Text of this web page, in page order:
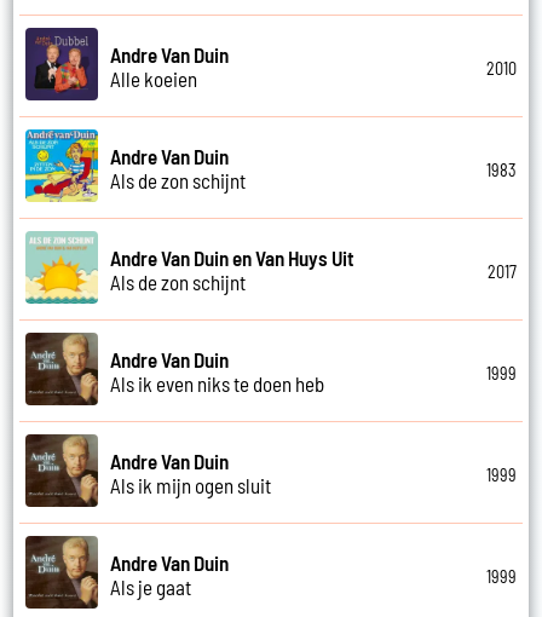
Andre Van Duin
Alle koeien
2010
Andre Van Duin
Als de zon schijnt
1983
Andre Van Duin en Van Huys Uit
Als de zon schijnt
2017
Andre Van Duin
Als ik even niks te doen heb
1999
Andre Van Duin
Als ik mijn ogen sluit
1999
Andre Van Duin
Als je gaat
1999